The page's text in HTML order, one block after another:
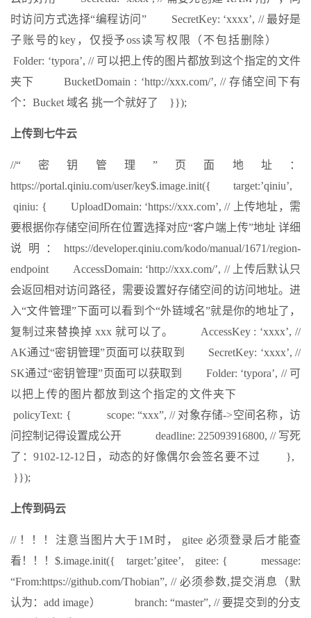
时访问方式选择“编程访问” SecretKey: ‘xxxx’, // 最好是
子账号的key，仅授予oss读写权限（不包括删除）
Folder: ‘typora’, // 可以把上传的图片都放到这个指定的文件
夹下 BucketDomain : ‘http://xxx.com/’, // 存储空间下有
个：Bucket 域名 挑一个就好了 }});
上传到七牛云
//“密钥管理”页面地址：
https://portal.qiniu.com/user/key$.image.init({ target:’qiniu’,
qiniu: { UploadDomain: ‘https://xxx.com’, // 上传地址，需
要根据你存储空间所在位置选择对应“客户端上传”地址 详细
说明：https://developer.qiniu.com/kodo/manual/1671/region-
endpoint AccessDomain: ‘http://xxx.com/’, // 上传后默认只
会返回相对访问路径，需要设置好存储空间的访问地址。进
入“文件管理”下面可以看到个“外链域名”就是你的地址了，
复制过来替换掉 xxx 就可以了。 AccessKey : ‘xxxx’, //
AK通过“密钥管理”页面可以获取到 SecretKey: ‘xxxx’, //
SK通过“密钥管理”页面可以获取到 Folder: ‘typora’, // 可
以把上传的图片都放到这个指定的文件夹下
policyText: { scope: “xxx”, // 对象存储->空间名称，访
问控制记得设置成公开 deadline: 225093916800, // 写死
了：9102-12-12日，动态的好像偶尔会签名要不过 },
}});
上传到码云
// ！！！注意当图片大于1M时， gitee 必须登录后才能查
看！！！$.image.init({ target:’gitee’, gitee: { message:
“From:https://github.com/Thobian”, // 必须参数,提交消息（默
认为：add image） branch: “master”, // 要提交到的分支